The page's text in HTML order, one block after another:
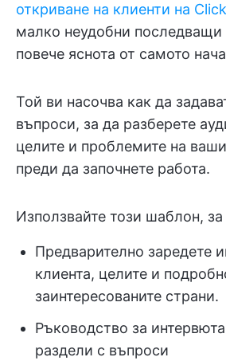
откриване на клиенти на
малко неудобни последващи
повече яснота от самото
Той ви насочва как да
въпроси, за да разберете
целите и проблемите на
преди да започнете работа.
Използвайте този шаблон, за
Предварително заредете
клиента, целите и
заинтересованите страни.
Ръководство за
раздели с въпроси